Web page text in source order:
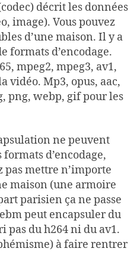
décrit les données
image). Vous pouvez
d’une maison. Il y a
formats d’encodage.
mpeg2, mpeg3, av1,
vidéo. Mp3, opus, aac,
png, webp, gif pour les
ne peuvent
d’encodage,
pas mettre n’importe
maison (une armoire
parisien ça ne passe
peut encapsuler du
pas du h264 ni du av1.
à faire rentrer